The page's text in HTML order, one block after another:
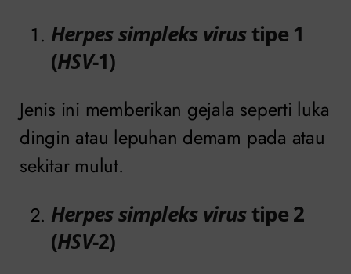
Herpes simpleks virustipe 1
(HSV-1)
Jenis ini memberikan gejala seperti luka
dingin atau lepuhan demam pada atau
sekitar mulut.
Herpes simpleks virustipe 2
(HSV-2)